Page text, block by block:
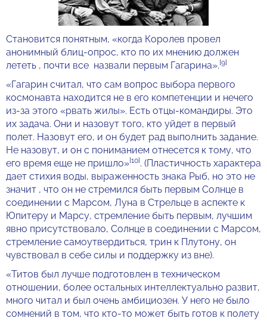
Становится понятным, «когда Королев провел
анонимный блиц-опрос, кто по их мнению должен
лететь , почти все назвали первым Гагарина».[9]
«Гагарин считал, что сам вопрос выбора первого
космонавта находится не в его компетенции и нечего
из-за этого «рвать жилы». Есть отцы-командиры. Это
их задача. Они и назовут того, кто уйдет в первый
полет. Назовут его, и он будет рад выполнить задание.
Не назовут, и он с пониманием отнесется к тому, что
его время еще не пришло»[10]. (Пластичность характера
дает стихия воды, выраженность знака Рыб, но это не
значит , что он не стремился быть первым Солнце в
соединении с Марсом, Луна в Стрельце в аспекте к
Юпитеру и Марсу, стремление быть первым, лучшим
явно присутствовало, Солнце в соединении с Марсом,
стремление самоутвердиться, трин к Плутону, он
чувствовал в себе силы и поддержку из вне).
«Титов был лучше подготовлен в техническом
отношении, более остальных интеллектуально развит,
много читал и был очень амбициозен. У него не было
сомнений в том, что кто-то может быть готов к полету